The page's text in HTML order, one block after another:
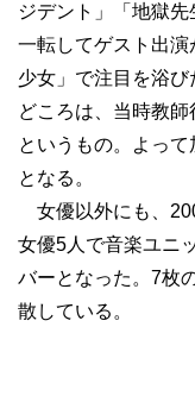
ジデント」「地獄
一転してゲスト出
少女」で注目を浴
どころは、当時教
というもの。よっ
となる。
女優以外にも、
女優5人で音楽ユニ
バーとなった。7枚
散している。